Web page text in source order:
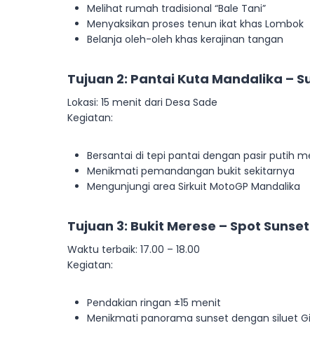
Melihat rumah tradisional “Bale Tani”
Menyaksikan proses tenun ikat khas Lombok
Belanja oleh-oleh khas kerajinan tangan
Tujuan 2: Pantai Kuta Mandalika –
Lokasi: 15 menit dari Desa Sade
Kegiatan:
Bersantai di tepi pantai dengan pasir putih
Menikmati pemandangan bukit sekitarnya
Mengunjungi area Sirkuit MotoGP Mandalika
Tujuan 3: Bukit Merese – Spot
Waktu terbaik: 17.00 – 18.00
Kegiatan:
Pendakian ringan ±15 menit
Menikmati panorama sunset dengan siluet